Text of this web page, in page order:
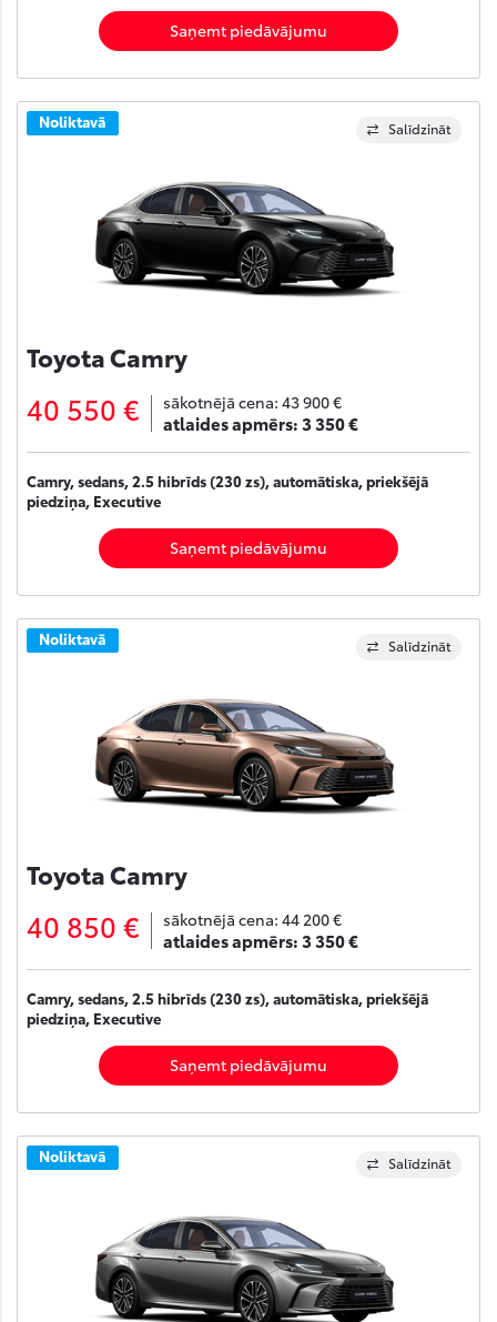
Saņemt piedāvājumu
Salīdzināt
Noliktavā
Toyota Camry
40 550 € sākotnējā cena: 43 900 €
atlaides apmērs:3 350 €
Camry, sedans, 2.5 hibrīds (230 zs), automātiska, priekšējā
piedziņa, Executive
Saņemt piedāvājumu
Salīdzināt
Noliktavā
Toyota Camry
40 850 € sākotnējā cena: 44 200 €
atlaides apmērs:3 350 €
Camry, sedans, 2.5 hibrīds (230 zs), automātiska, priekšējā
piedziņa, Executive
Saņemt piedāvājumu
Salīdzināt
Noliktavā